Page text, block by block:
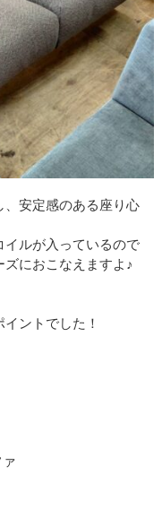
安定感のある座り心
イルが入っているので
におこなえますよ♪
ントでした！